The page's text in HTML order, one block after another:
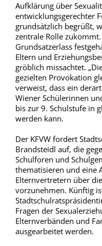
Aufklärung über
entwicklungsgerechter
grundsätzlich begrüßt,
zentrale Rolle
Grundsatzerlass
Eltern und
gröblich missachtet.
gezielten Provokation
verweist, dass ein
Wiener Schülerinnen
bis zur 9. Schulstufe in
werden kann.
Der KFVW fordert
Brandsteidl auf, die
Schulforen und
thematisieren und eine
Elternvertretern über
vorzunehmen. Künftig
Fragen der
Elternverbänden und
ausgearbeitet werden.